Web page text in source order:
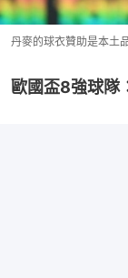
丹麥的球衣贊助是本土
歐國盃8強球隊